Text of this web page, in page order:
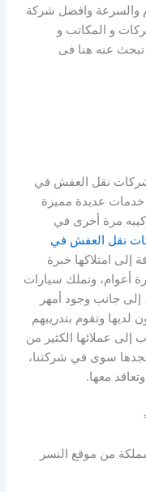
والسرعة وافضل شركة
و المكاتب و
عنه هنا فى
شركات نقل العفش في
خدمات عديدة مميزة
مرة أخرى في
نقل العفش في
إلى امتلاكها خبرة
أعوام، وتملك سيارات
جانب وجود أمهر
وتقوم بتدريبهم
عملائها الكثير من
سوى في شركتنا،
معها.
من موقع النسر